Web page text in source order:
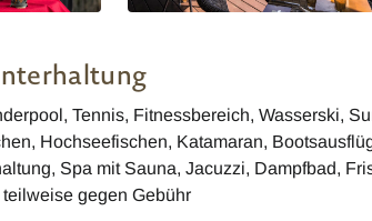
Tennis, Fitnessbereich, Wasserski,
Hochseefischen, Katamaran,
Spa mit Sauna, Jacuzzi, Dampfbad,
gegen Gebühr